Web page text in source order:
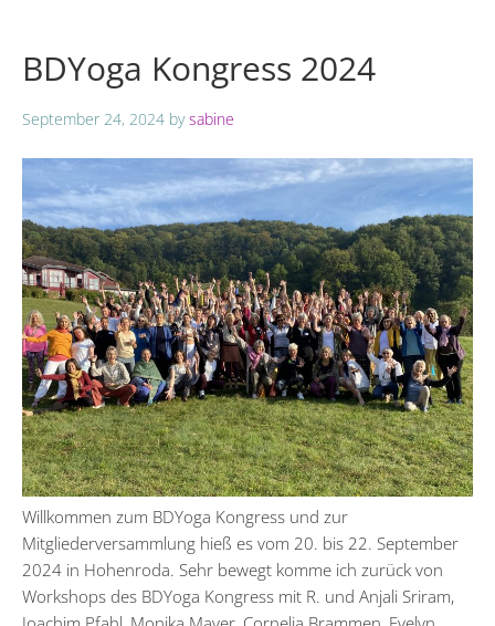
BDYoga Kongress 2024
September 24, 2024 bysabine
Willkommen zum BDYoga Kongress und zur
Mitgliederversammlung hieß es vom 20. bis 22. September
2024 in Hohenroda. Sehr bewegt komme ich zurück von
Workshops des BDYoga Kongress mit R. und Anjali Sriram,